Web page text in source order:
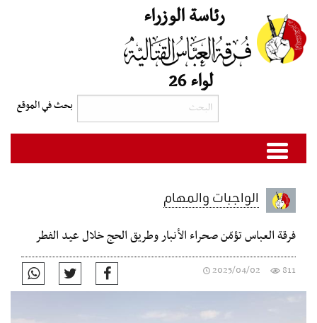
رئاسة الوزراء
لواء 26
الواجبات والمهام
فرقة العباس تؤمّن صحراء الأنبار وطريق الحج خلال عيد الفطر
2025/04/02 811